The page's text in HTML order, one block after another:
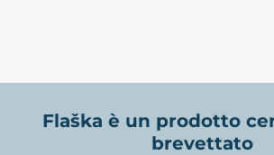
Flaška è un prodotto
brevettato